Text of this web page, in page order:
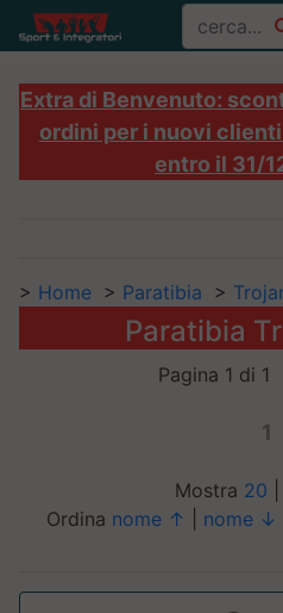
Extra di Benvenuto:
ordini per i nuovi
entro il 31/
> Home > Paratibia >
Paratibia
Pagina 1 di 1
1
Mostra 20
Ordina nome ↑ nome ↓